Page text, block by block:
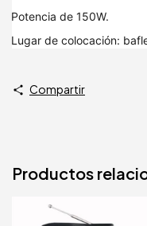
Potencia de 150W.
Lugar de colocación:
Compartir
Productos